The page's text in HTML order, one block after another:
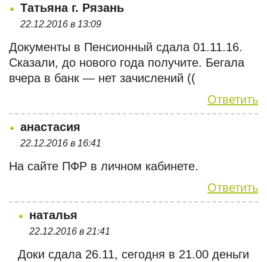
Татьяна г. Рязань
22.12.2016 в 13:09
Документы в Пенсионный сдала 01.11.16.
Сказали, до нового года получите. Бегала
вчера в банк — нет зачислений ((
Ответить
анастасия
22.12.2016 в 16:41
На сайте ПФР в личном кабинете.
Ответить
наталья
22.12.2016 в 21:41
Доки сдала 26.11, сегодня в 21.00 деньги